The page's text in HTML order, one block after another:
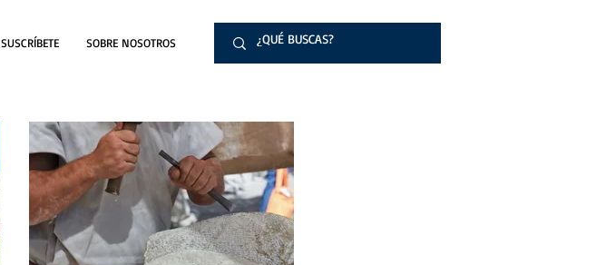
SUSCRÍBETE SOBRE NOSOTROS